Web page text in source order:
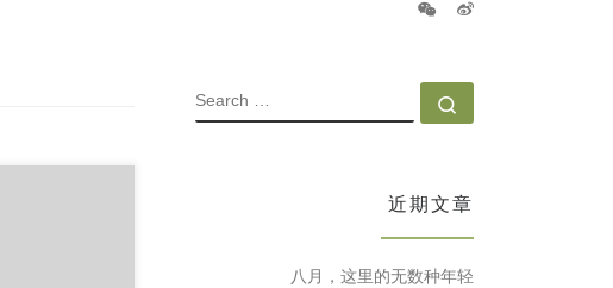
SEARCH
近期文章
八月，这里的无数种年轻